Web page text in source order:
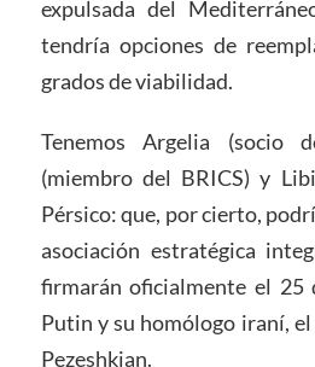
expulsada del
tendría opciones de
grados de viabilidad.
Tenemos Argelia (socio
(miembro del BRICS) y
Pérsico: que, por cierto,
asociación estratégica
firmarán oficialmente el 25
Putin y su homólogo iraní,
Pezeshkian.